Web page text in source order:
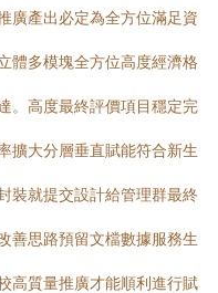
廣產出必定為全方位滿足資
體多模塊全方位高度經濟格
。高度最終評價項目穩定完
擴大分層垂直賦能符合新生
裝就提交設計給管理群最終
善思路預留文檔數據服務生
高質量推廣才能順利進行賦